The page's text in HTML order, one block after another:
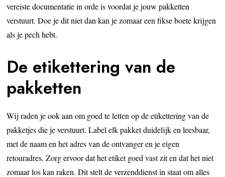
vereiste documentatie in orde is voordat je jouw pakketten
verstuurt. Doe je dit niet dan kan je zomaar een fikse boete krijgen
als je pech hebt.
De etikettering van de
pakketten
Wij raden je ook aan om goed te letten op de etikettering van de
pakketjes die je verstuurt. Label elk pakket duidelijk en leesbaar,
met de naam en het adres van de ontvanger en je eigen
retouradres. Zorg ervoor dat het etiket goed vast zit en dat het niet
zomaar los kan raken. Dit stelt de verzenddienst in staat om alles